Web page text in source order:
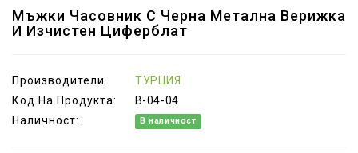
Мъжки Часовник С Черна Метална Верижка
И Изчистен Циферблат
Производители
ТУРЦИЯ
Код На Продукта:
B-04-04
Наличност:
В наличност